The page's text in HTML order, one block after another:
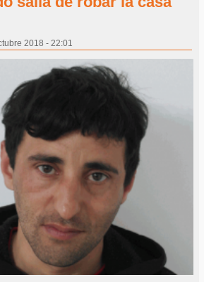
2018 - 22:01